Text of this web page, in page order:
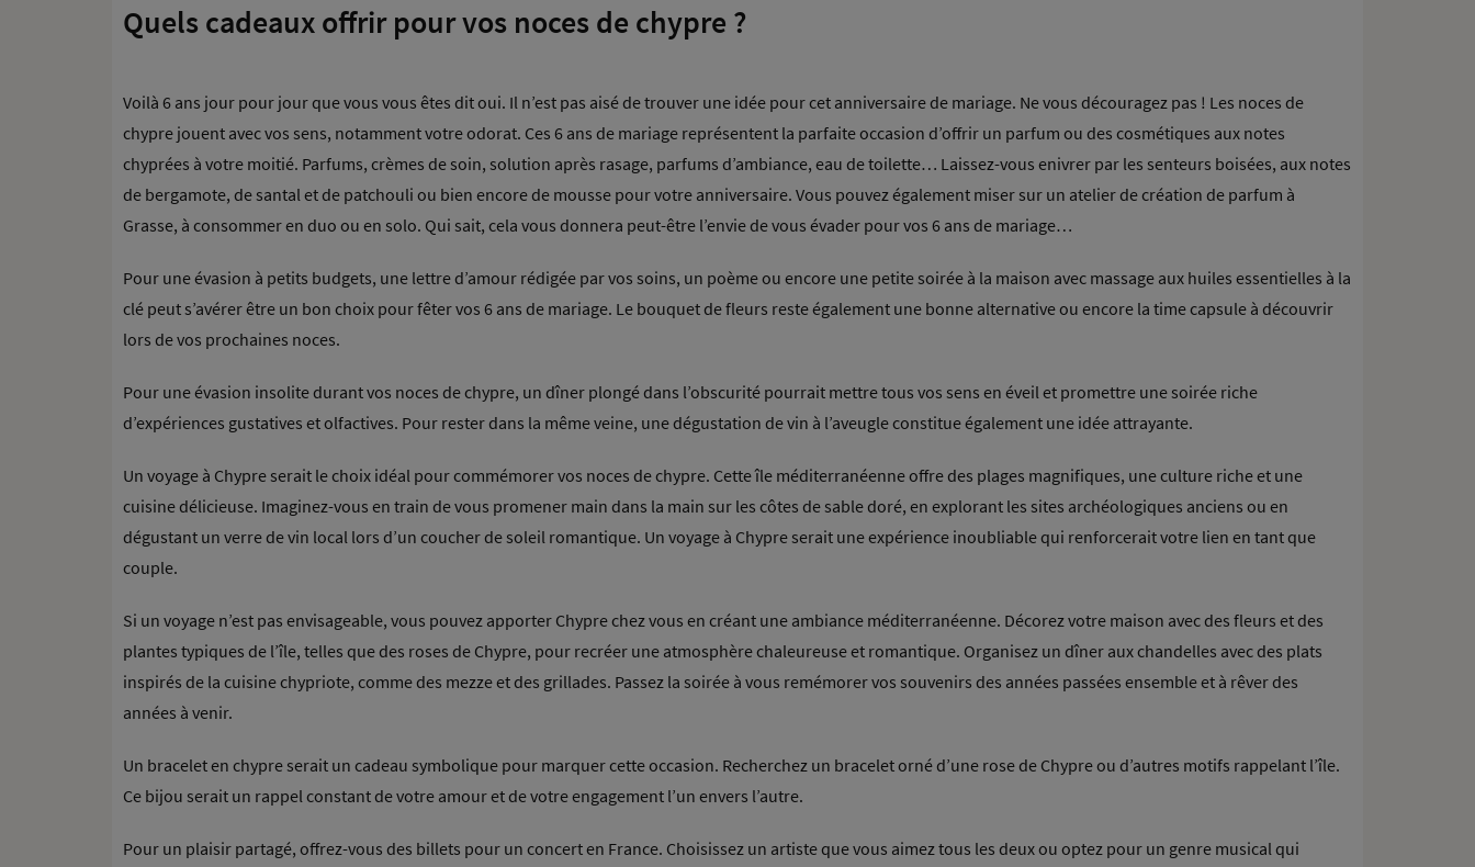
Quels cadeaux offrir pour vos noces de chypre ?
Voilà 6 ans jour pour jour que vous vous êtes dit oui. Il n’est pas aisé de trouver une idée pour cet anniversaire de mariage. Ne vous découragez pas ! Les noces de
chypre jouent avec vos sens, notamment votre odorat. Ces 6 ans de mariage représentent la parfaite occasion d’offrir un parfum ou des cosmétiques aux notes
chyprées à votre moitié. Parfums, crèmes de soin, solution après rasage, parfums d’ambiance, eau de toilette… Laissez-vous enivrer par les senteurs boisées, aux notes
de bergamote, de santal et de patchouli ou bien encore de mousse pour votre anniversaire. Vous pouvez également miser sur un atelier de création de parfum à
Grasse, à consommer en duo ou en solo. Qui sait, cela vous donnera peut-être l’envie de vous évader pour vos 6 ans de mariage…
Pour une évasion à petits budgets, une lettre d’amour rédigée par vos soins, un poème ou encore une petite soirée à la maison avec massage aux huiles essentielles à la
clé peut s’avérer être un bon choix pour fêter vos 6 ans de mariage. Le bouquet de fleurs reste également une bonne alternative ou encore la time capsule à découvrir
lors de vos prochaines noces.
Pour une évasion insolite durant vos noces de chypre, un dîner plongé dans l’obscurité pourrait mettre tous vos sens en éveil et promettre une soirée riche
d’expériences gustatives et olfactives. Pour rester dans la même veine, une dégustation de vin à l’aveugle constitue également une idée attrayante.
Un voyage à Chypre serait le choix idéal pour commémorer vos noces de chypre. Cette île méditerranéenne offre des plages magnifiques, une culture riche et une
cuisine délicieuse. Imaginez-vous en train de vous promener main dans la main sur les côtes de sable doré, en explorant les sites archéologiques anciens ou en
dégustant un verre de vin local lors d’un coucher de soleil romantique. Un voyage à Chypre serait une expérience inoubliable qui renforcerait votre lien en tant que
couple.
Si un voyage n’est pas envisageable, vous pouvez apporter Chypre chez vous en créant une ambiance méditerranéenne. Décorez votre maison avec des fleurs et des
plantes typiques de l’île, telles que des roses de Chypre, pour recréer une atmosphère chaleureuse et romantique. Organisez un dîner aux chandelles avec des plats
inspirés de la cuisine chypriote, comme des mezze et des grillades. Passez la soirée à vous remémorer vos souvenirs des années passées ensemble et à rêver des
années à venir.
Un bracelet en chypre serait un cadeau symbolique pour marquer cette occasion. Recherchez un bracelet orné d’une rose de Chypre ou d’autres motifs rappelant l’île.
Ce bijou serait un rappel constant de votre amour et de votre engagement l’un envers l’autre.
Pour un plaisir partagé, offrez-vous des billets pour un concert en France. Choisissez un artiste que vous aimez tous les deux ou optez pour un genre musical qui